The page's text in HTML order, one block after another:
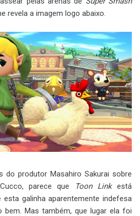
revela a imagem logo abaixo.
do produtor Masahiro Sakurai sobre
parece que
Toon Linkestá
galinha aparentemente indefesa
bem. Mas também, que lugar ela foi